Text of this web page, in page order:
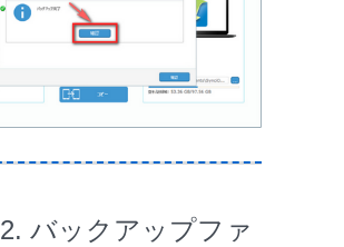
2. バックアップファ